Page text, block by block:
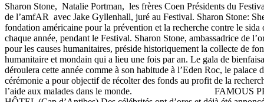
Sharon Stone, Natalie Portman, les frères Coen Présidents du
de l’amfAR avec Jake Gyllenhall, juré au Festival. Sharon Stone:
fondation américaine pour la prévention et la recherche contre le sida
chaque année, pendant le Festival. Sharon Stone, ambassadrice de
pour les causes humanitaires, préside historiquement la collecte de
humanitaire et mondain qui a lieu une fois par an. Le gala de
déroulera cette année comme à son habitude à l’Eden Roc, le palace
cérémonie a pour objectif de récolter des fonds au profit de la
l’aide aux malades dans le monde. FAMOUS